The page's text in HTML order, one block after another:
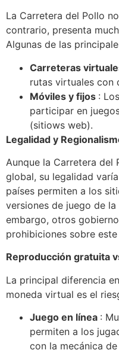
La Carretera del Pollo
contrario, presenta
Algunas de las
Carreteras
rutas virtuales con
Móviles y fijos :
participar en
(sitiows web).
Legalidad y
Aunque la Carretera del
global, su legalidad
países permiten a los
versiones de juego de
embargo, otros
prohibiciones sobre
Reproducción gratuita
La principal diferencia
moneda virtual es el
Juego en línea :
permiten a los
con la mecánica